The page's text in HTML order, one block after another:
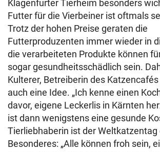
Klagenfurter Tierheim besonders
Futter für die Vierbeiner ist oftmals
Trotz der hohen Preise geraten die
Futterproduzenten immer wieder in
die verarbeiteten Produkte können
sogar gesundheitsschädlich sein.
Kulterer, Betreiberin des
auch eine Idee. „Ich kenne einen
davor, eigene Leckerlis in Kärnten
ist dann wenigstens eine gesunde
Tierliebhaberin ist der
Besonderes: „Alle können froh sein,